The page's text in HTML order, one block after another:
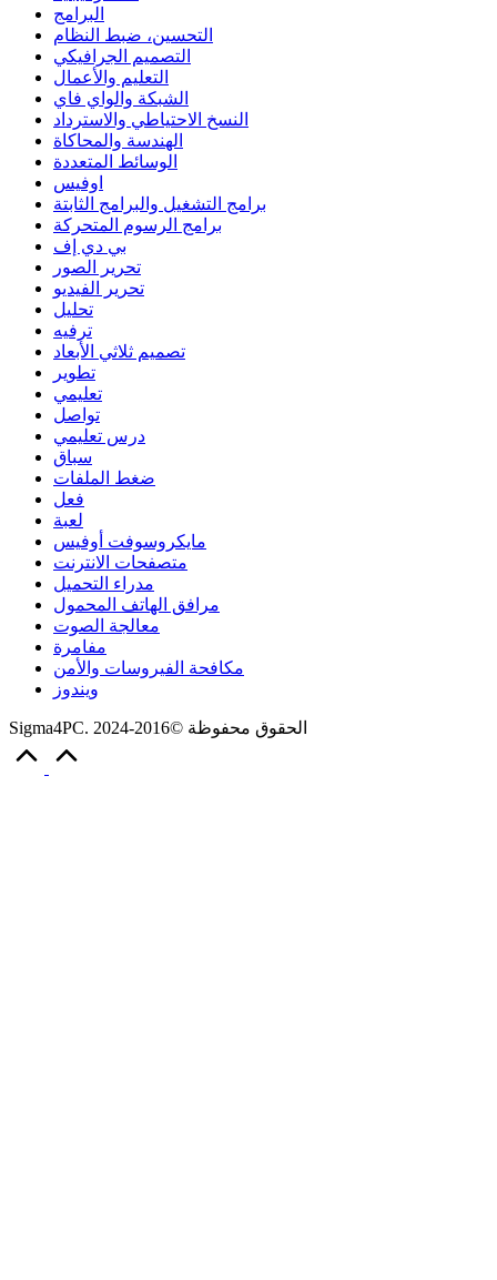
البرامج
التحسين، ضبط النظام
التصميم الجرافيكي
التعليم والأعمال
الشبكة والواي فاي
النسخ الاحتياطي والاسترداد
الهندسة والمحاكاة
الوسائط المتعددة
اوفيس
برامج التشغيل والبرامج الثابتة
برامج الرسوم المتحركة
بي دي إف
تحرير الصور
تحرير الفيديو
تحليل
ترفيه
تصميم ثلاثي الأبعاد
تطوير
تعليمي
تواصل
درس تعليمي
سباق
ضغط الملفات
فعل
لعبة
مايكروسوفت أوفيس
متصفحات الانترنت
مدراء التحميل
مرافق الهاتف المحمول
معالجة الصوت
مفامرة
مكافحة الفيروسات والأمن
ويندوز
Sigma4PC. الحقوق محفوظة ©2016-2024